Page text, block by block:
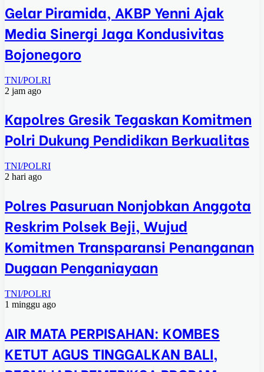
Gelar Piramida, AKBP Yenni Ajak
Media Sinergi Jaga Kondusivitas
Bojonegoro
TNI/POLRI
2 jam ago
Kapolres Gresik Tegaskan Komitmen
Polri Dukung Pendidikan Berkualitas
TNI/POLRI
2 hari ago
Polres Pasuruan Nonjobkan Anggota
Reskrim Polsek Beji, Wujud
Komitmen Transparansi Penanganan
Dugaan Penganiayaan
TNI/POLRI
1 minggu ago
AIR MATA PERPISAHAN: KOMBES
KETUT AGUS TINGGALKAN BALI,